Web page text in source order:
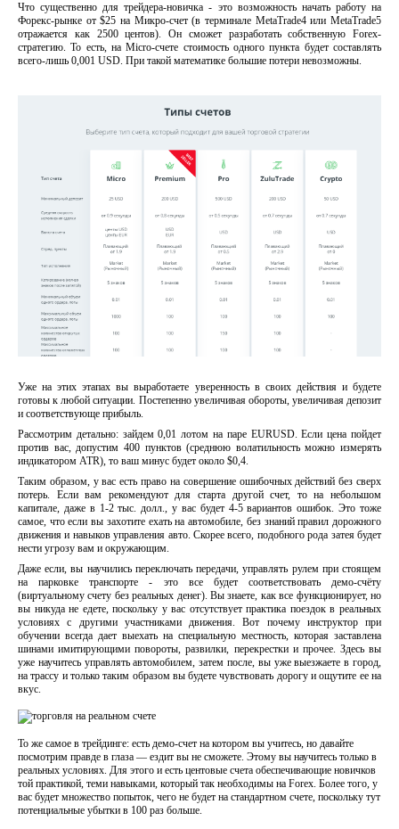
Что существенно для трейдера-новичка - это возможность начать работу на
Форекс-рынке от $25 на Микро-счет (в терминале MetaTrade4 или MetaTrade5
отражается как 2500 центов). Он сможет разработать собственную Forex-
стратегию. То есть, на Micro-счете стоимость одного пункта будет составлять
всего-лишь 0,001 USD. При такой математике большие потери невозможны.
Уже на этих этапах вы выработаете уверенность в своих действия и будете
готовы к любой ситуации. Постепенно увеличивая обороты, увеличивая депозит
и соответствующе прибыль.
Рассмотрим детально: зайдем 0,01 лотом на паре EURUSD. Если цена пойдет
против вас, допустим 400 пунктов (среднюю волатильность можно измерять
индикатором ATR), то ваш минус будет около $0,4.
Таким образом, у вас есть право на совершение ошибочных действий без сверх
потерь. Если вам рекомендуют для старта другой счет, то на небольшом
капитале, даже в 1-2 тыс. долл., у вас будет 4-5 вариантов ошибок. Это тоже
самое, что если вы захотите ехать на автомобиле, без знаний правил дорожного
движения и навыков управления авто. Скорее всего, подобного рода затея будет
нести угрозу вам и окружающим.
Даже если, вы научились переключать передачи, управлять рулем при стоящем
на парковке транспорте - это все будет соответствовать демо-счёту
(виртуальному счету без реальных денег). Вы знаете, как все функционирует, но
вы никуда не едете, поскольку у вас отсутствует практика поездок в реальных
условиях с другими участниками движения. Вот почему инструктор при
обучении всегда дает выехать на специальную местность, которая заставлена
шинами имитирующими повороты, развилки, перекрестки и прочее. Здесь вы
уже научитесь управлять автомобилем, затем после, вы уже выезжаете в город,
на трассу и только таким образом вы будете чувствовать дорогу и ощутите ее на
вкус.
То же самое в трейдинге: есть демо-счет на котором вы учитесь, но давайте
посмотрим правде в глаза — ездит вы не сможете. Этому вы научитесь только в
реальных условиях. Для этого и есть центовые счета обеспечивающие новичков
той практикой, теми навыками, который так необходимы на Forex. Более того, у
вас будет множество попыток, чего не будет на стандартном счете, поскольку тут
потенциальные убытки в 100 раз больше.